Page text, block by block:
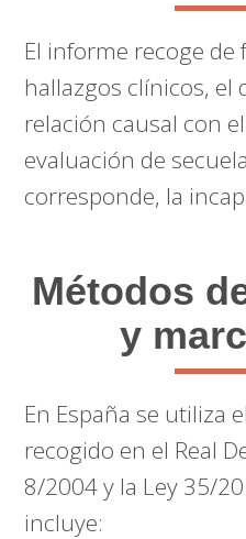
El informe recoge
hallazgos clínicos, el
relación causal con
evaluación de
corresponde, la
Métodos
y
En España se utiliza
recogido en el Real
8/2004 y la Ley 35/
incluye: